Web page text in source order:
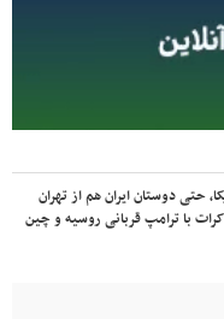
حتی دوستان ایران هم از تهران
با ترامپ قربانی روسیه و چین